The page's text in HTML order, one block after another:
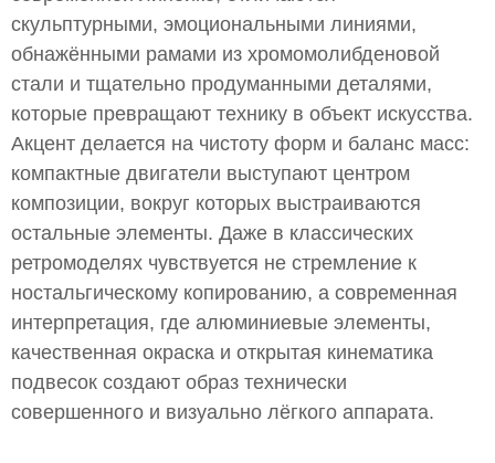
скульптурными, эмоциональными линиями,
обнажёнными рамами из хромомолибденовой
стали и тщательно продуманными деталями,
которые превращают технику в объект искусства.
Акцент делается на чистоту форм и баланс масс:
компактные двигатели выступают центром
композиции, вокруг которых выстраиваются
остальные элементы. Даже в классических
ретромоделях чувствуется не стремление к
ностальгическому копированию, а современная
интерпретация, где алюминиевые элементы,
качественная окраска и открытая кинематика
подвесок создают образ технически
совершенного и визуально лёгкого аппарата.